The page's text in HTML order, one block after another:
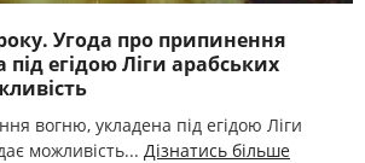
Угода про припинення
егідою Ліги арабських
вогню, укладена під егідою Ліги
можливість... Дізнатись більше